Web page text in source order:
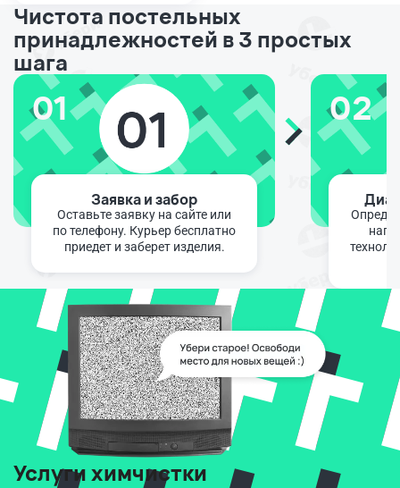
Чистота постельных
принадлежностей в 3 простых
шага
01
Заявка и забор
Оставьте заявку на сайте или
по телефону. Курьер бесплатно
приедет и заберет изделия.
02
Услуги химчистки